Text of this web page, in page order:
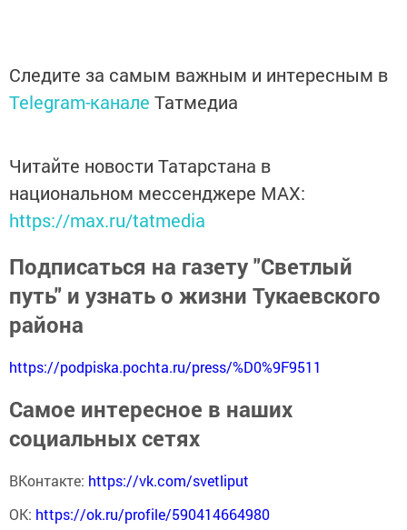
Следите за самым важным и интересным в
Telegram-канале Татмедиа
Читайте новости Татарстана в
национальном мессенджере MАХ:
https://max.ru/tatmedia
Подписаться на газету "Светлый
путь" и узнать о жизни Тукаевского
района
https://podpiska.pochta.ru/press/%D0%9F9511
Самое интересное в наших
социальных сетях
ВКонтакте: https://vk.com/svetliput
ОК: https://ok.ru/profile/590414664980